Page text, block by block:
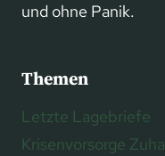
und ohne Panik.
Themen
Letzte Lagebriefe
Krisenvorsorge